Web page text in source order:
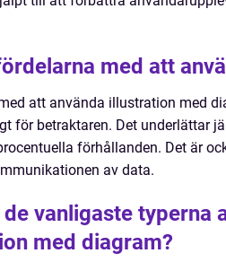
med att
att använda illustration med
för betraktaren. Det underlättar
förhållanden. Det är
av data.
vanligaste typerna
med diagram?